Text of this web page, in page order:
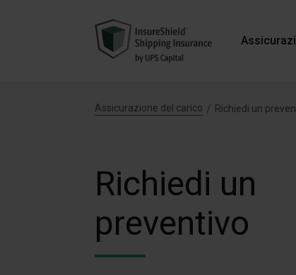
Assicurazione del carico Richiedi un
Richiedi un
preventivo